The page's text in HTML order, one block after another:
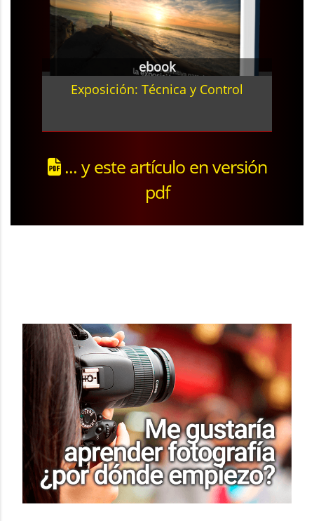
ebook
Exposición: Técnica y Control
... y este artículo en versión
pdf